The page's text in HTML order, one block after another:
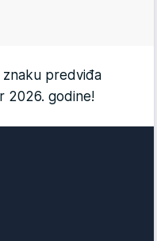
znaku predviđa
2026. godine!